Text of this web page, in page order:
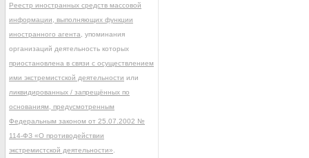
Реестр иностранных средств массовой
информации, выполняющих функции
иностранного агента , упоминания
организаций деятельность которых
приостановлена в связи с осуществлением
ими экстремистской деятельности или
ликвидированных / запрещённых по
основаниям, предусмотренным
Федеральным законом от 25.07.2002 №
114-ФЗ «О противодействии
экстремистской деятельности»